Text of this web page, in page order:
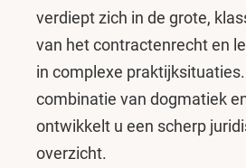
verdiept zich in de grote,
van het contractenrecht en
in complexe
combinatie van dogmatiek
ontwikkelt u een scherp
overzicht.